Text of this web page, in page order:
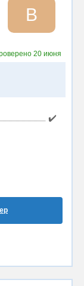
В
20 июня
✔️